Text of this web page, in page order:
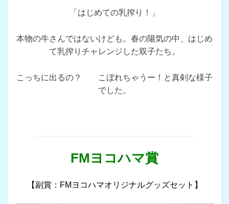
「はじめての乳搾り！」
本物の牛さんではないけども。春の陽気の中、はじめ
て乳搾りチャレンジした双子たち。
こっちに出るの？ こぼれちゃうー！と真剣な様子
でした。
FMヨコハマ賞
【副賞：FMヨコハマオリジナルグッズセット】